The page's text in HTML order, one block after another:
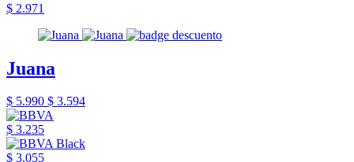
$ 2.971
Juana
$ 5.990 $ 3.594
$ 3.235
$ 3.055